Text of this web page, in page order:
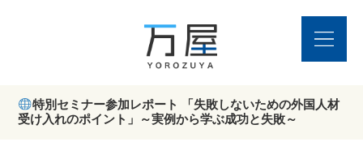
特別セミナー参加レポート 「失敗しないための外国人材
受け入れのポイント」～実例から学ぶ成功と失敗～